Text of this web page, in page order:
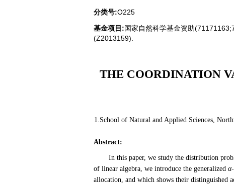
分类号:O225
基金项目:国家自然科学基金资助
(Z2013159).
THE COORDINATION
1.School of Natural and Applied Sciences,
Abstract:
In this paper, we study the distribution
of linear algebra, we introduce the generalized α
allocation, and which shows their distinguished